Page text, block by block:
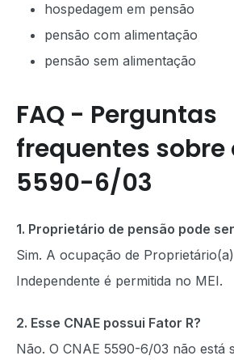
hospedagem em pensão
pensão com alimentação
pensão sem alimentação
FAQ - Perguntas
frequentes sobre
5590-6/03
1. Proprietário de pensão pode ser
Sim. A ocupação de
Independente é permitida no MEI.
2. Esse CNAE possui Fator R?
Não. O CNAE 5590-6/03 não está